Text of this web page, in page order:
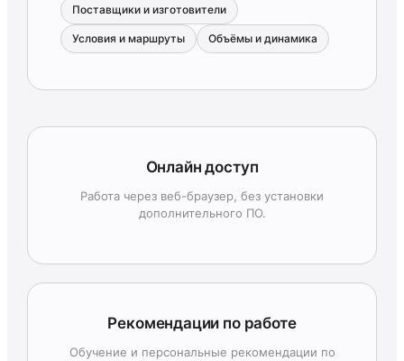
Поставщики и изготовители
Условия и маршруты Объёмы и динамика
Онлайн доступ
Работа через веб-браузер, без установки
дополнительного ПО.
Рекомендации по работе
Обучение и персональные рекомендации по